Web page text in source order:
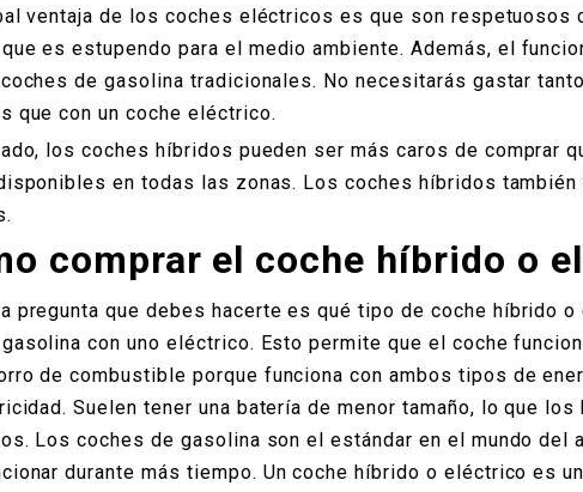
ventaja de los coches eléctricos es que son
es estupendo para el medio ambiente. Además, el
de gasolina tradicionales. No necesitarás gastar
que con un coche eléctrico.
los coches híbridos pueden ser más caros de comprar
en todas las zonas. Los coches híbridos
comprar el coche híbrido o
pregunta que debes hacerte es qué tipo de coche híbrido
con uno eléctrico. Esto permite que el coche
de combustible porque funciona con ambos tipos de
Suelen tener una batería de menor tamaño, lo que
Los coches de gasolina son el estándar en el mundo del
durante más tiempo. Un coche híbrido o eléctrico es